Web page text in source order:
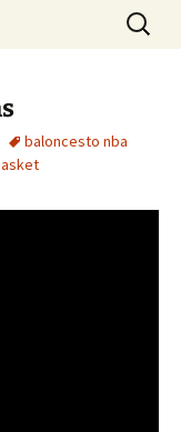
Buscar:
baloncesto nba